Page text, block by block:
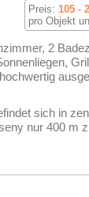
Preis: 105 -
pro Objekt
2
sich in
nur 400 m